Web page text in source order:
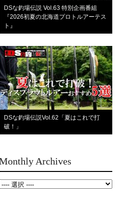
DSな釣場伝説 Vol.63 特別企画番組
『2026初夏の北海道プロトルアーテス
ト』
DSな釣場伝説Vol.62「夏はこれで打
破！」
Archives